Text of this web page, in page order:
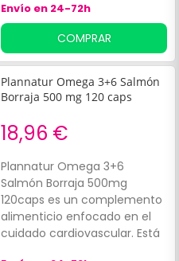
hidratada y uniforme y
evitando la pérdida de
colágeno. Su fórmula
posee:Propiedades
antiinflamatorias que alivian
los síntomas premenstruales
Envío en 24-72h
COMPRAR
Plannatur Omega 3+6 Salmón
Borraja 500 mg 120 caps
18,96 €
Plannatur Omega 3+6
Salmón Borraja 500mg
120caps es un complemento
alimenticio enfocado en el
cuidado cardiovascular. Está